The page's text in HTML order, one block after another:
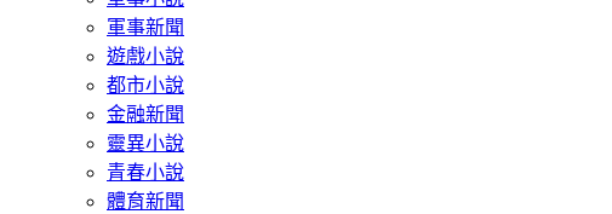
軍事新聞
遊戲小說
都市小說
金融新聞
靈異小說
青春小說
體育新聞